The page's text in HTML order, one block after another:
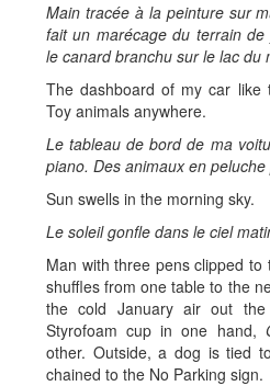
Main tracée à la peinture sur
fait un marécage du terrain
le canard branchu sur le lac du
The dashboard of my car like
Toy animals anywhere.
Le tableau de bord de ma
piano. Des animaux en peluche
Sun swells in the morning sky.
Le soleil gonfle dans le ciel
Man with three pens clipped
shuffles from one table to the
the cold January air out
Styrofoam cup in one hand,
other. Outside, a dog is tied
chained to the No Parking sign.